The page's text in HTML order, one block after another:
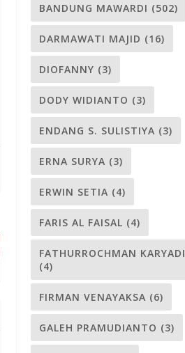
BANDUNG MAWARDI (502)
DARMAWATI MAJID (16)
DIOFANNY (3)
DODY WIDIANTO (3)
ENDANG S. SULISTIYA (3)
ERNA SURYA (3)
ERWIN SETIA (4)
FARIS AL FAISAL (4)
FATHURROCHMAN KARYADI
(4)
FIRMAN VENAYAKSA (6)
GALEH PRAMUDIANTO (3)